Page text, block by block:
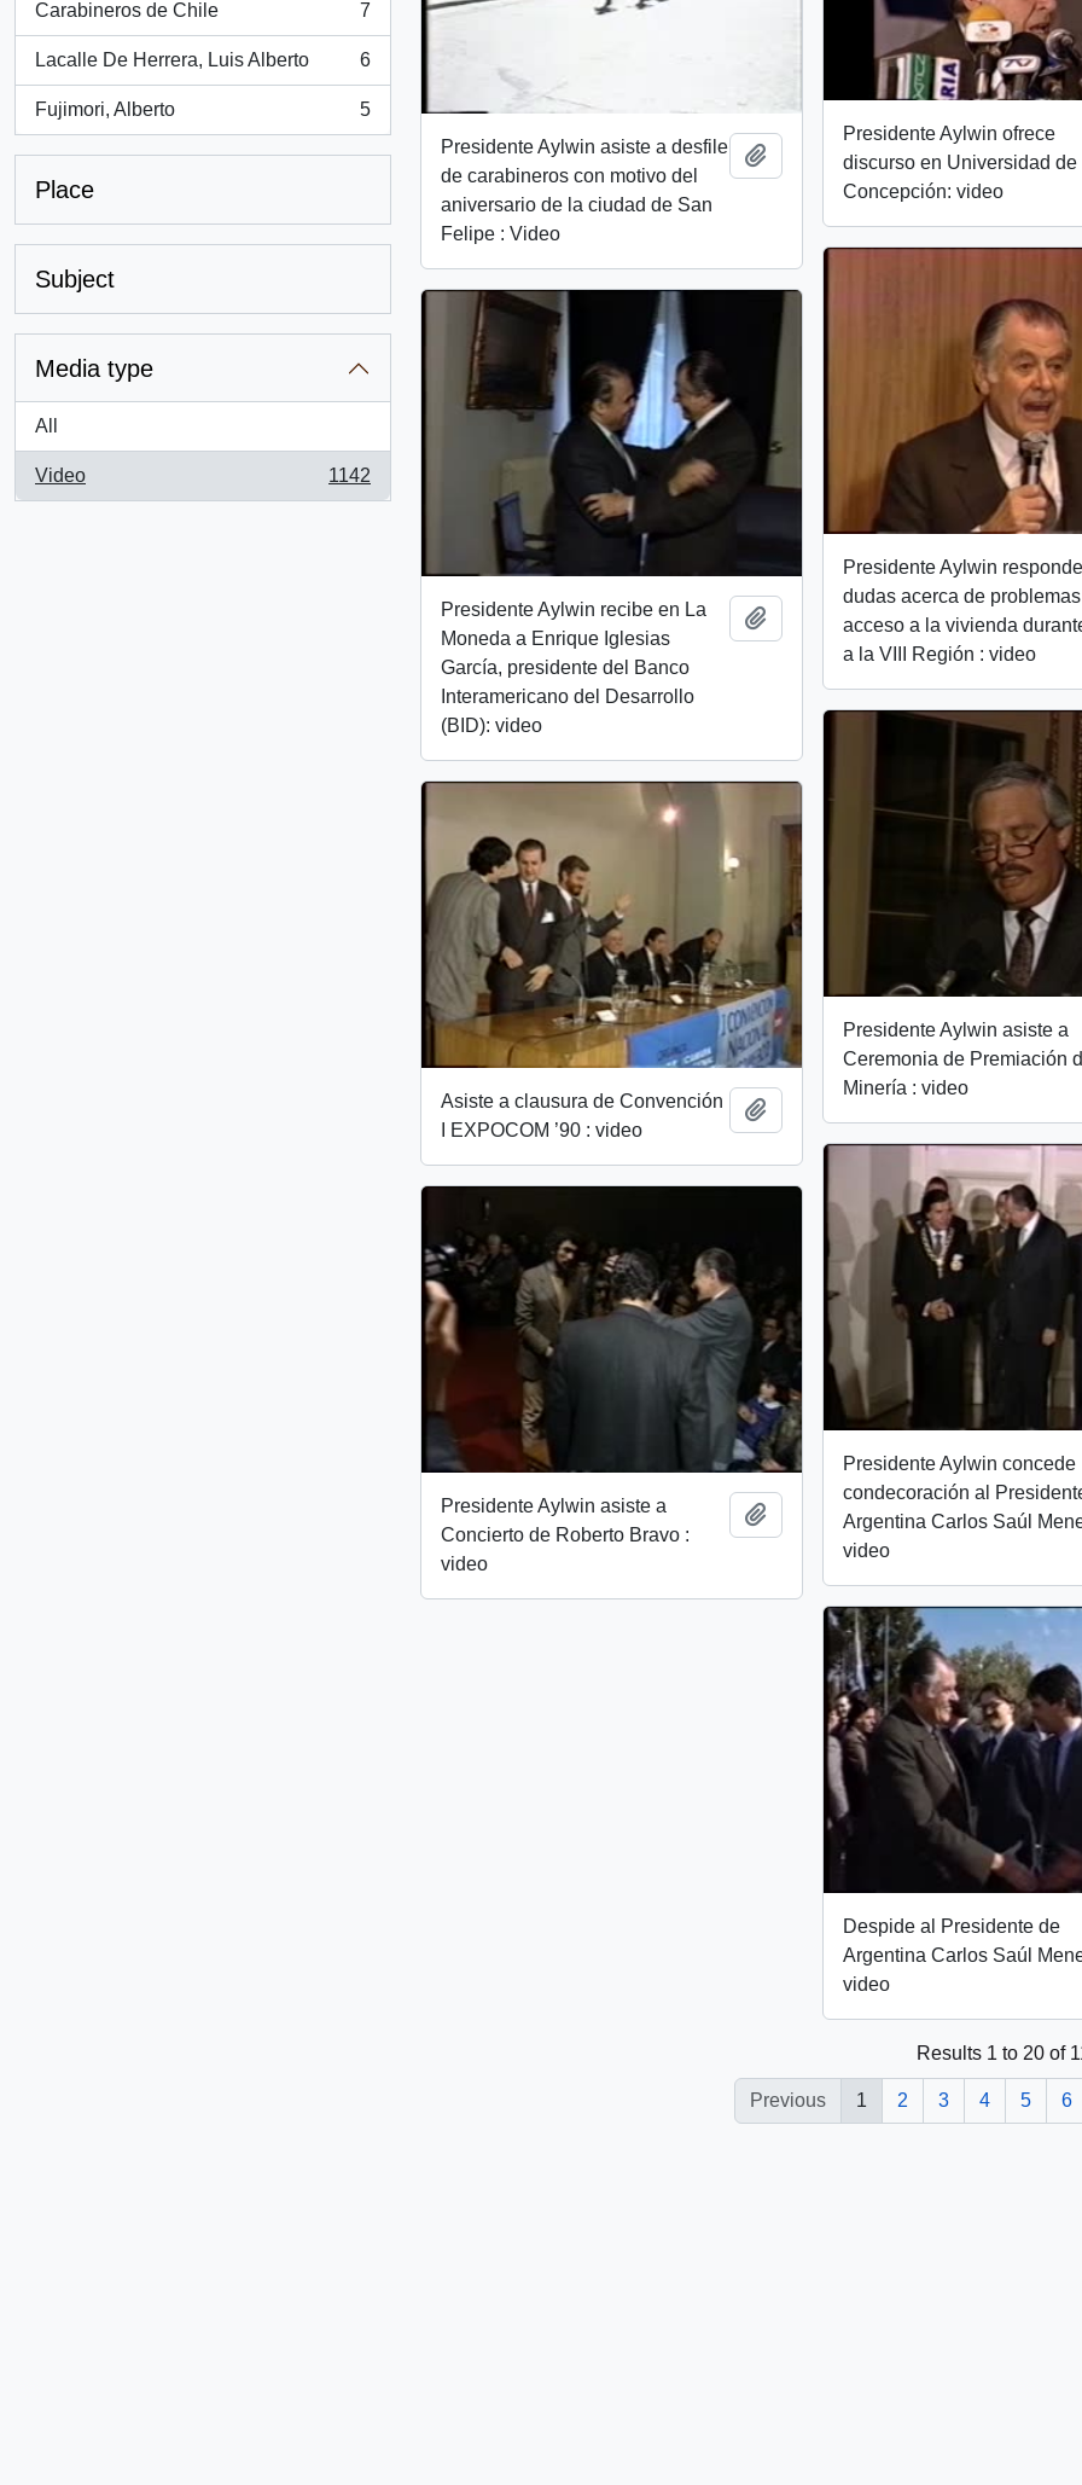
Carabineros de Chile
, 7 results
7
Lacalle De Herrera, Luis Alberto
, 6 results
6
Fujimori, Alberto
, 5 results
5
Place
Subject
Media type
All
Video
, 1142 results
1142
Presidente Aylwin asiste a desfile
de carabineros con motivo del
aniversario de la ciudad de San
Felipe : Video
Add to clipboard
Presidente Aylwin ofrece
discurso en Universidad de
Concepción: video
Presidente Aylwin responde
dudas acerca de
acceso a la vivienda
a la VIII Región : video
Presidente Aylwin recibe en La
Moneda a Enrique Iglesias
García, presidente del Banco
Interamericano del Desarrollo
(BID): video
Add to clipboard
Presidente Aylwin asiste a
Ceremonia de Premiación
Minería : video
Asiste a clausura de Convención
I EXPOCOM ’90 : video
Presidente Aylwin concede
condecoración al
Argentina Carlos Saúl
video
Presidente Aylwin asiste a
Concierto de Roberto Bravo :
video
Add to clipboard
Despide al Presidente de
Argentina Carlos Saúl
video
Results 1 to 20 of
Previous 1 2 3 4 5 6